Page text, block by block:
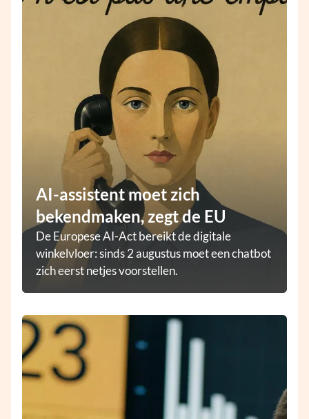
AI-assistent moet zich
bekendmaken, zegt de EU
De Europese AI-Act bereikt de digitale
winkelvloer: sinds 2 augustus moet een chatbot
zich eerst netjes voorstellen.